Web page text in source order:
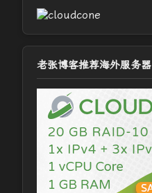
老张博客推荐海外服务器